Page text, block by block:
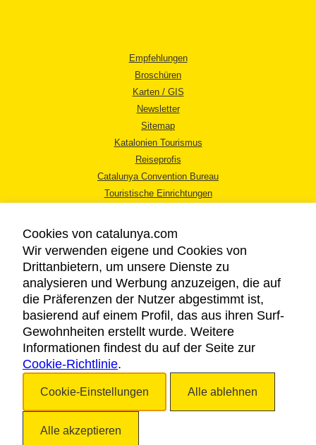
Empfehlungen
Broschüren
Karten / GIS
Newsletter
Sitemap
Katalonien Tourismus
Reiseprofis
Catalunya Convention Bureau
Touristische Einrichtungen
RECHTLICHER HINWEIS
DATENSCHUTZICHTLINIE
COOKIES
BARRIEREFREIHEIT
Cookies von catalunya.com
Wir verwenden eigene und Cookies von
Drittanbietern, um unsere Dienste zu
analysieren und Werbung anzuzeigen, die auf
die Präferenzen der Nutzer abgestimmt ist,
basierend auf einem Profil, das aus ihren Surf-
Gewohnheiten erstellt wurde. Weitere
Informationen findest du auf der Seite zur
Cookie-Richtlinie.
Cookie-Einstellungen Alle ablehnen
Alle akzeptieren